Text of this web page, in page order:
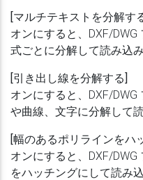
[マルチテキストを分解す
オンにすると、DXF/
式ごとに分解して読み込み
[引き出し線を分解する]
オンにすると、DXF/
や曲線、文字に分解して
[幅のあるポリラインをハ
オンにすると、DXF/
をハッチングにして読み込